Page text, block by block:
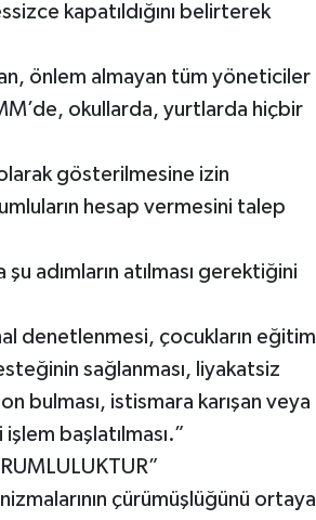
kapatıldığını belirterek
önlem almayan tüm yöneticiler
okullarda, yurtlarda hiçbir
gösterilmesine izin
hesap vermesini talep
adımların atılması gerektiğini
denetlenmesi, çocukların eğitim
sağlanması, liyakatsiz
bulması, istismara karışan veya
başlatılması.”
çürümüşlüğünü ortaya